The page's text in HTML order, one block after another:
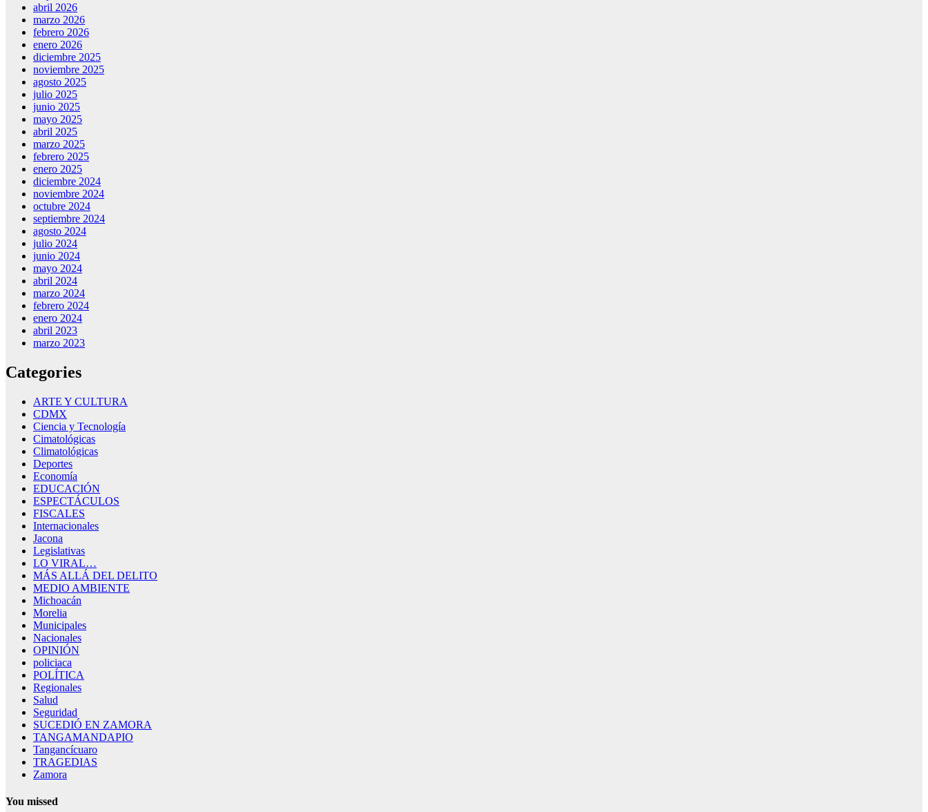
abril 2026
marzo 2026
febrero 2026
enero 2026
diciembre 2025
noviembre 2025
agosto 2025
julio 2025
junio 2025
mayo 2025
abril 2025
marzo 2025
febrero 2025
enero 2025
diciembre 2024
noviembre 2024
octubre 2024
septiembre 2024
agosto 2024
julio 2024
junio 2024
mayo 2024
abril 2024
marzo 2024
febrero 2024
enero 2024
abril 2023
marzo 2023
Categories
ARTE Y CULTURA
CDMX
Ciencia y Tecnología
Cimatológicas
Climatológicas
Deportes
Economía
EDUCACIÓN
ESPECTÁCULOS
FISCALES
Internacionales
Jacona
Legislativas
LO VIRAL…
MÁS ALLÁ DEL DELITO
MEDIO AMBIENTE
Michoacán
Morelia
Municipales
Nacionales
OPINIÓN
policiaca
POLÍTICA
Regionales
Salud
Seguridad
SUCEDIÓ EN ZAMORA
TANGAMANDAPIO
Tangancícuaro
TRAGEDIAS
Zamora
You missed